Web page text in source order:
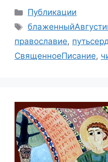
Рубрики
Публикации
Метки
православие,
СвященноеПисание,